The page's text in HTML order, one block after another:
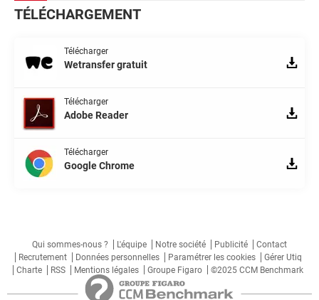
TÉLÉCHARGEMENT
Télécharger
Wetransfer gratuit
Télécharger
Adobe Reader
Télécharger
Google Chrome
Qui sommes-nous ? L'équipe Notre société Publicité
Contact
Recrutement
Données personnelles Paramétrer les cookies
Gérer Utiq
Charte
RSS Mentions légales Groupe Figaro ©2025 CCM Benchmark